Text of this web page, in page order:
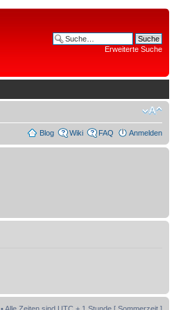
Erweiterte Suche
Blog Wiki FAQ Anmelden